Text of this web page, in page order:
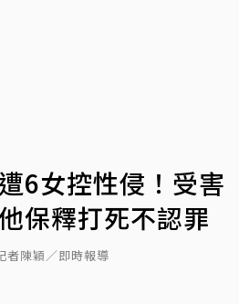
6女控性侵！受害
保釋打死不認罪
者陳穎／即時報導